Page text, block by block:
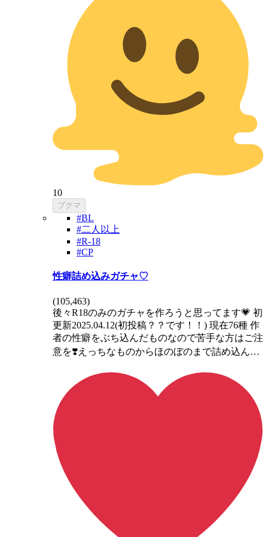
10
ブクマ
#BL
#二人以上
#R-18
#CP
性癖詰め込みガチャ♡
(105,463)
後々R18のみのガチャを作ろうと思ってます💗 初
更新2025.04.12(初投稿？？です！！) 現在76種 作
者の性癖をぶち込んだものなので苦手な方はご注
意を❣️えっちなものからほのぼのまで詰め込ん…